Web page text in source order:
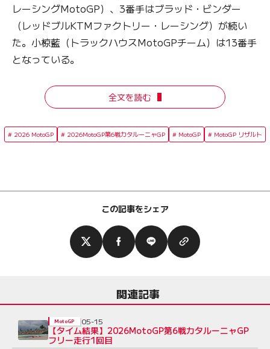
レーシングMotoGP）、3番手はブラッド・ビンダー
（レッドブルKTMファクトリー・レーシング）が続い
た。小椋藍（トラックハウスMotoGPチーム）は13番手
となっている。
全文を読む
2026 MotoGP 2026MotoGP第6戦カタルーニャGP MotoGP MotoGP リザルト
この記事をシェア
関連記事
【タイム結果】2026MotoGP第6戦カタルーニャGP
フリー走行1回目
MotoGP 05-15